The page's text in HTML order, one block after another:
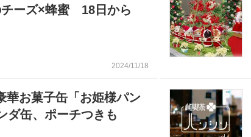
チーズ×蜂蜜 18日から
2024/11/18
お菓子缶「お姫様パン
缶、ポーチつきも